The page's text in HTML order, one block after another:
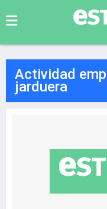
Actividad
jarduera